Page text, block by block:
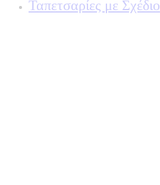
Ταπετσαρίες με Σχέδιο